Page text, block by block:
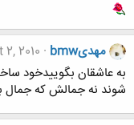
مهدیbmw
2, 2010
به عاشقان بگوییدخود
شوند نه جمالش كه جمال